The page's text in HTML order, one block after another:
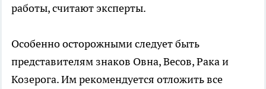
работы, считают эксперты.
Особенно осторожными следует быть
представителям знаков Овна, Весов, Рака и
Козерога. Им рекомендуется отложить все